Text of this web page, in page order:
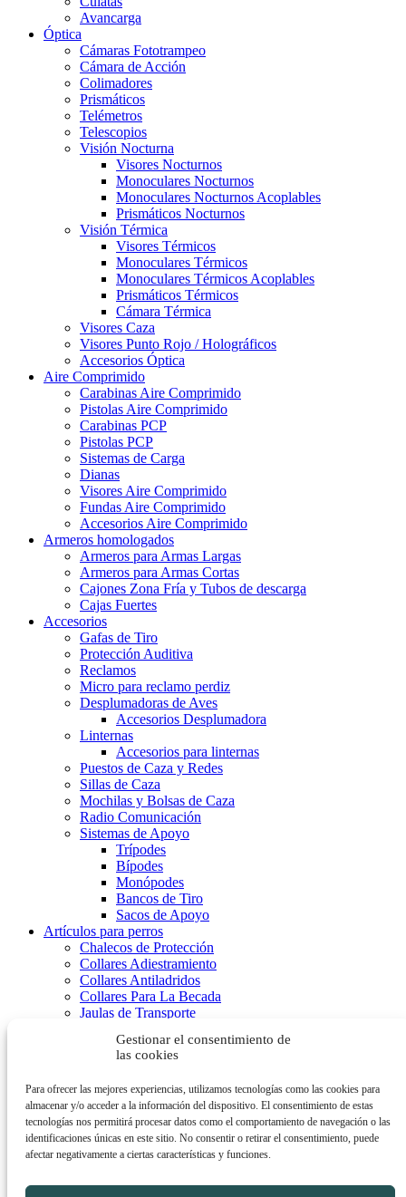
Gestionar el consentimiento de
las cookies
Para ofrecer las mejores experiencias, utilizamos tecnologías como las cookies para
almacenar y/o acceder a la información del dispositivo. El consentimiento de estas
tecnologías nos permitirá procesar datos como el comportamiento de navegación o las
identificaciones únicas en este sitio. No consentir o retirar el consentimiento, puede
afectar negativamente a ciertas características y funciones.
Avancarga
Óptica
Cámaras Fototrampeo
Cámara de Acción
Colimadores
Prismáticos
Telémetros
Telescopios
Visión Nocturna
Visores Nocturnos
Monoculares Nocturnos
Monoculares Nocturnos Acoplables
Prismáticos Nocturnos
Visión Térmica
Visores Térmicos
Monoculares Térmicos
Monoculares Térmicos Acoplables
Prismáticos Térmicos
Cámara Térmica
Visores Caza
Visores Punto Rojo / Holográficos
Accesorios Óptica
Aire Comprimido
Carabinas Aire Comprimido
Pistolas Aire Comprimido
Carabinas PCP
Pistolas PCP
Sistemas de Carga
Dianas
Visores Aire Comprimido
Fundas Aire Comprimido
Accesorios Aire Comprimido
Armeros homologados
Armeros para Armas Largas
Armeros para Armas Cortas
Cajones Zona Fría y Tubos de descarga
Cajas Fuertes
Accesorios
Gafas de Tiro
Protección Auditiva
Reclamos
Micro para reclamo perdiz
Desplumadoras de Aves
Accesorios Desplumadora
Linternas
Accesorios para linternas
Puestos de Caza y Redes
Sillas de Caza
Mochilas y Bolsas de Caza
Radio Comunicación
Sistemas de Apoyo
Trípodes
Bípodes
Monópodes
Bancos de Tiro
Sacos de Apoyo
Artículos para perros
Chalecos de Protección
Collares Adiestramiento
Collares Antiladridos
Collares Para La Becada
Jaulas de Transporte
Dispensador de Pelotas
Vallas Invisibles
Chalecos de Caza
Chalecos de Tiro
Chaquetas
Pantalones
OFERTAS
Carrito